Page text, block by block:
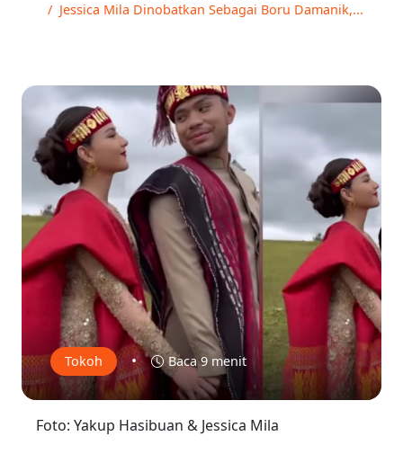
Jessica Mila Dinobatkan Sebagai Boru Damanik,...
Tokoh • Baca 9 menit
Foto: Yakup Hasibuan & Jessica Mila